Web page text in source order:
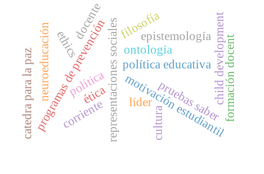
representaciones sociales líder
política educativa
programas de prevención motivación estudiantil
política
ética
ethics child development
epistemología
corriente
filosofía
catedra para la paz formación docent
neuroeducación pruebas saber
ontología
docente
cultura